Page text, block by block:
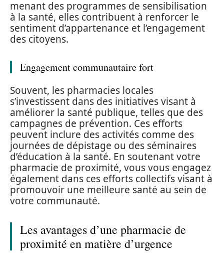
menant des programmes de sensibilisation
à la santé, elles contribuent à renforcer le
sentiment d’appartenance et l’engagement
des citoyens.
Engagement communautaire fort
Souvent, les pharmacies locales
s’investissent dans des initiatives visant à
améliorer la santé publique, telles que des
campagnes de prévention. Ces efforts
peuvent inclure des activités comme des
journées de dépistage ou des séminaires
d’éducation à la santé. En soutenant votre
pharmacie de proximité, vous vous engagez
également dans ces efforts collectifs visant à
promouvoir une meilleure santé au sein de
votre communauté.
Les avantages d’une pharmacie de
proximité en matière d’urgence